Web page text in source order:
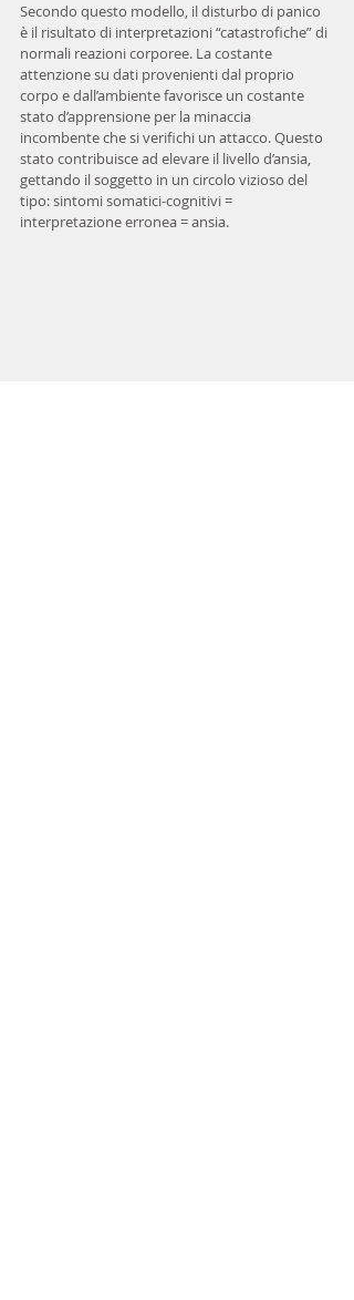
Secondo questo modello, il disturbo di panico
è il risultato di interpretazioni “catastrofiche” di
normali reazioni corporee. La costante
attenzione su dati provenienti dal proprio
corpo e dall’ambiente favorisce un costante
stato d’apprensione per la minaccia
incombente che si verifichi un attacco. Questo
stato contribuisce ad elevare il livello d’ansia,
gettando il soggetto in un circolo vizioso del
tipo: sintomi somatici-cognitivi =
interpretazione erronea = ansia.